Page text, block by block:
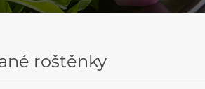
roštěnky